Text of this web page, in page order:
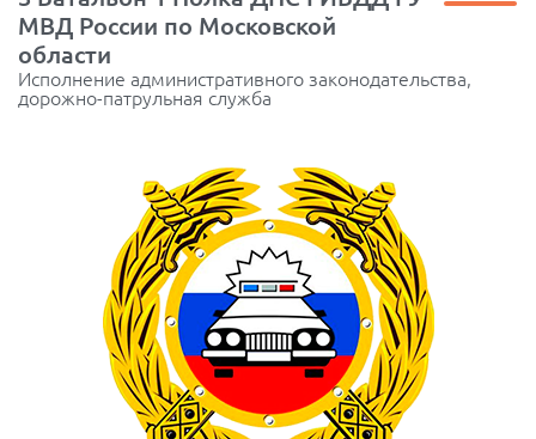
МВД России по Московской
области
Исполнение административного законодательства,
дорожно-патрульная служба